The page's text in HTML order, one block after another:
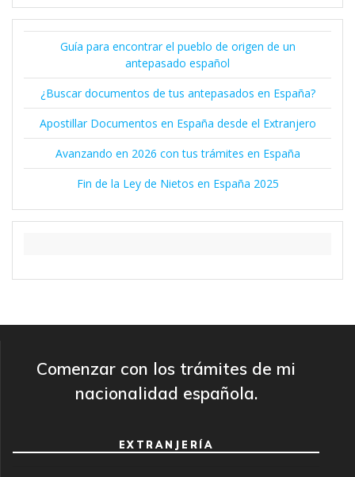
Guía para encontrar el pueblo de origen de un
antepasado español
¿Buscar documentos de tus antepasados en España?
Apostillar Documentos en España desde el Extranjero
Avanzando en 2026 con tus trámites en España
Fin de la Ley de Nietos en España 2025
Comenzar con los trámites de mi
nacionalidad española.
EXTRANJERÍA